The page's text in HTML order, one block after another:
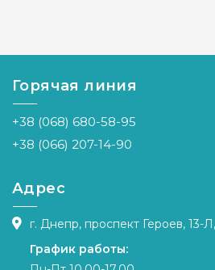
Страна-
Молдова
Размер
18,5х38,5
Канва
Aida18,
мулине
Anchor
Горячая линия
+38 (068) 680-58-95
+38 (066) 207-14-90
Адрес
г. Днепр, проспект Героев, 13-
График работы: